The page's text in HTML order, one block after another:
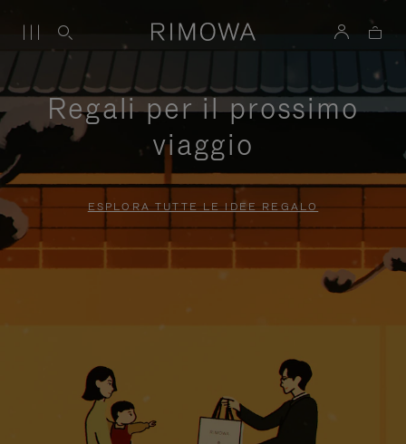
Regali per il prossimo
viaggio
ESPLORA TUTTE LE IDEE REGALO